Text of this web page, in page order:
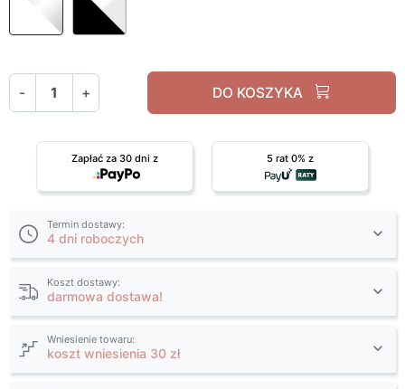
- + DO KOSZYKA
Zapłać za 30 dni z 5 rat 0% z
Termin dostawy:
4 dni roboczych
Koszt dostawy:
darmowa dostawa!
Wniesienie towaru:
koszt wniesienia 30 zł